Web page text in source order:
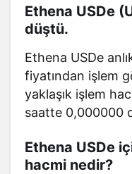
Ethena USDe
düştü.
Ethena USDe
fiyatından işlem
yaklaşık işlem
saatte 0,000000
Ethena USDe
hacmi nedir?